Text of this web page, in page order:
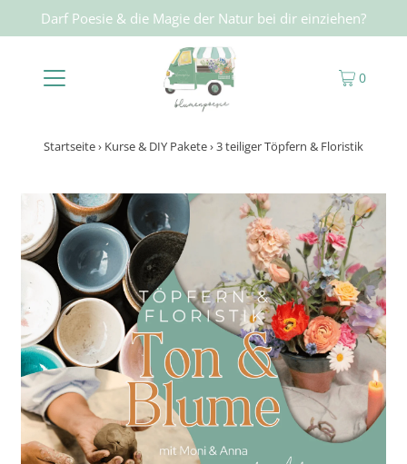
Darf Poesie & die Magie der Natur bei dir einziehen?
0
Startseite› Kurse & DIY Pakete›3 teiliger Töpfern & Floristik